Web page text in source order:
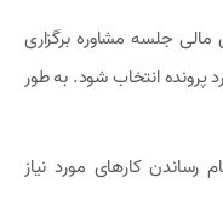
جلسه مشاوره برگزاری
پرونده انتخاب شود. به طور
رساندن کارهای مورد نیاز